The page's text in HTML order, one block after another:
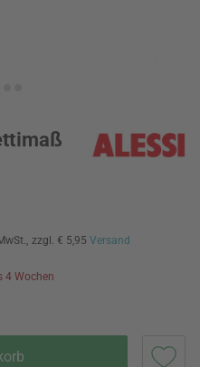
zzgl. € 5,95 Versand
4 Wochen